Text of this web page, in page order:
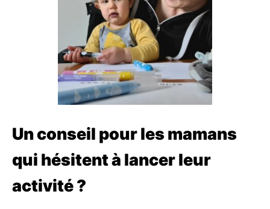
Un conseil pour les mamans
qui hésitent à lancer leur
activité ?